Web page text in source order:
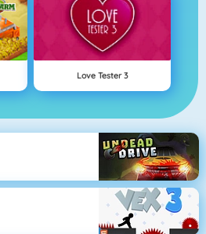
Love Tester 3